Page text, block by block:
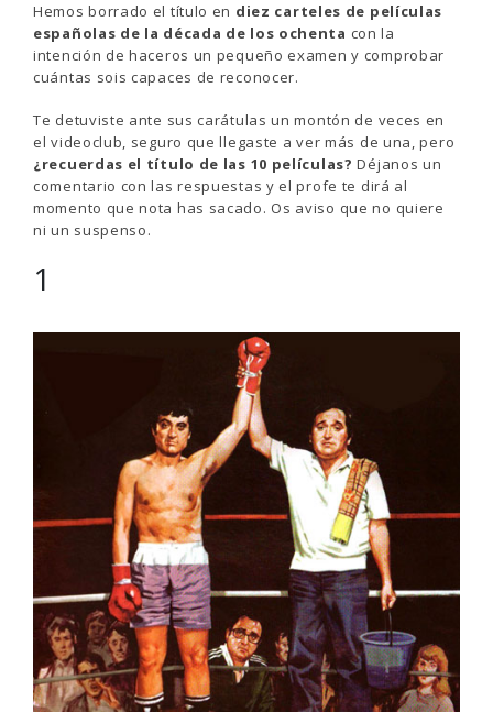
Hemos borrado el título en diez carteles de películas
españolas de la década de los ochenta con la
intención de haceros un pequeño examen y comprobar
cuántas sois capaces de reconocer.
Te detuviste ante sus carátulas un montón de veces en
el videoclub, seguro que llegaste a ver más de una, pero
¿recuerdas el título de las 10 películas? Déjanos un
comentario con las respuestas y el profe te dirá al
momento que nota has sacado. Os aviso que no quiere
ni un suspenso.
1